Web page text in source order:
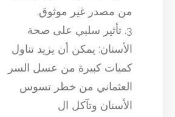
من مصدر غير موثوق.
3. تأثير سلبي على صحة
الأسنان: يمكن أن يزيد تناول
كميات كبيرة من عسل السر
العثماني من خطر تسوس
الأسنان وتآكل ال